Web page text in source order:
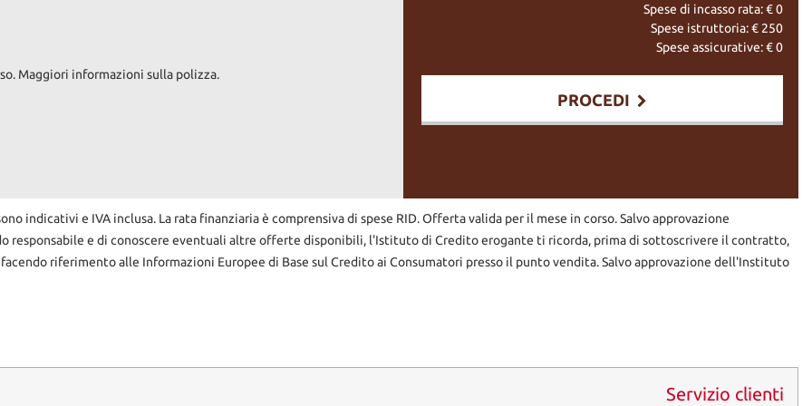
PARTI USURATE.
DOCUMENTATO ED E' COMPRESO NEL PREZZO DELL'AUTO A CUI VA AGGIUNTO LA SOLA SPESA DEL PASSAGGIO CON NOTEVOLE
LEGALE DI CONFORMITA'
A 60 MESI.(vedi sopra)
TROVERETE OLTRE 25 FOTO PER OGNI AUTO PIU' TUTTI I SERVIZI OFFERTI ALLA NS CLIENTELA.
Maggiori informazioni sulla polizza.
Spese di incasso rata: €0
Spese istruttoria: € 250
Spese assicurative: €0
PROCEDI
indicativi e IVA inclusa. La rata finanziaria è comprensiva di spese RID. Offerta valida per il mese in corso. Salvo approvazione
responsabile e di conoscere eventuali altre offerte disponibili, l'Istituto di Credito erogante ti ricorda, prima di sottoscrivere il contratto,
riferimento alle Informazioni Europee di Base sul Credito ai Consumatori presso il punto vendita. Salvo approvazione dell'Instituto
Servizio clienti